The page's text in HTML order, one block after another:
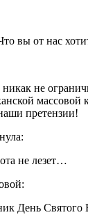
вы от нас
не
претензии!
не лезет…
День Святого